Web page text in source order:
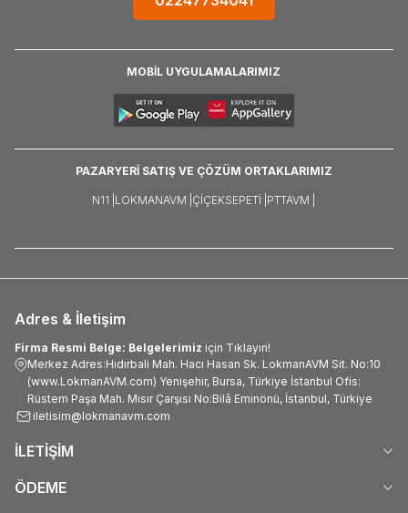
MOBİL UYGULAMALARIMIZ
PAZARYERİ SATIŞ VE ÇÖZÜM ORTAKLARIMIZ
N11 | LOKMANAVM | ÇIÇEKSEPETI | PTTAVM |
Adres & İletişim
Firma Resmi Belge: Belgelerimiz için Tıklayın!
Merkez Adres:Hıdırbali Mah. Hacı Hasan Sk. LokmanAVM Sit. No:10
(www.LokmanAVM.com) Yenişehir, Bursa, Türkiye İstanbul Ofis:
Rüstem Paşa Mah. Mısır Çarşısı No:Bilâ Eminönü, İstanbul, Türkiye
iletisim@lokmanavm.com
İLETİŞİM
ÖDEME